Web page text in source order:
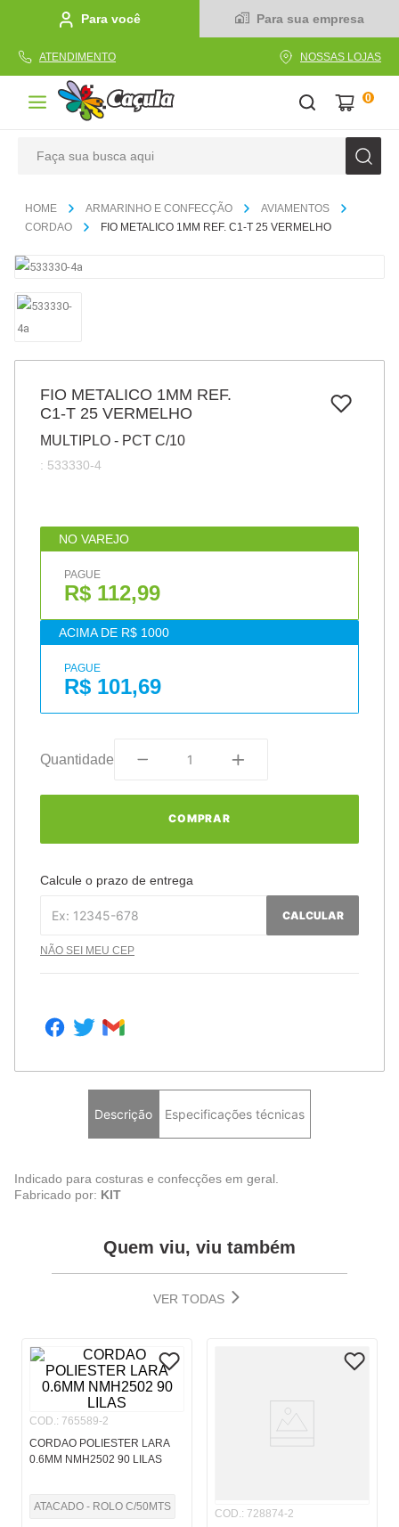
Para você Para sua empresa
ATENDIMENTO NOSSAS LOJAS
0
ARMARINHO E CONFECÇÃO
AVIAMENTOS
CORDAO
FIO METALICO 1MM REF. C1-T 25 VERMELHO
FIO METALICO 1MM REF.
C1-T 25 VERMELHO
MULTIPLO - PCT C/10
: 533330-4
NO VAREJO
PAGUE
R$ 112,99
ACIMA DE R$ 1000
PAGUE
R$ 101,69
Quantidade
COMPRAR
Calcule o prazo de entrega
CALCULAR
NÃO SEI MEU CEP
Descrição Especificações técnicas
Indicado para costuras e confecções em geral.
Fabricado por: KIT
Quem viu, viu também
VER TODAS
COD.: 765589-2
CORDAO POLIESTER LARA
0.6MM NMH2502 90 LILAS
ATACADO - ROLO C/50MTS
COD.: 728874-2
1º caderno
2
papel
cola
havaianas